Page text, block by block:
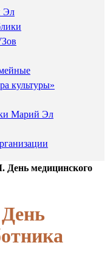
Эл
культуры»
Марий Эл
медицинского